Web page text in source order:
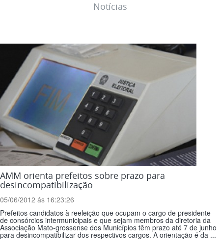
Notícias
AMM orienta prefeitos sobre prazo para
desincompatibilização
05/06/2012 ás 16:23:26
Prefeitos candidatos à reeleição que ocupam o cargo de presidente
de consórcios intermunicipais e que sejam membros da diretoria da
Associação Mato-grossense dos Municípios têm prazo até 7 de junho
para desincompatibilizar dos respectivos cargos. A orientação é da ...